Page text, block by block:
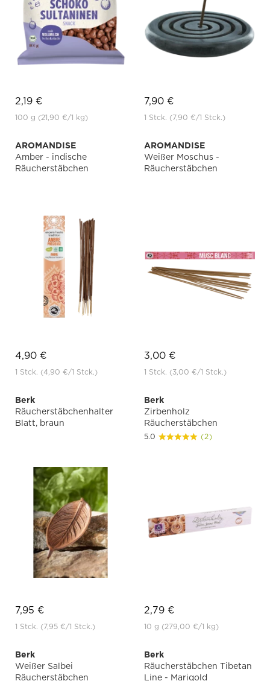
2,19 €
100 g (21,90 €/1 kg)
7,90 €
1 Stck. (7,90 €/1 Stck.)
AROMANDISE
Amber - indische
Räucherstäbchen
4,90 €
1 Stck. (4,90 €/1 Stck.)
AROMANDISE
Weißer Moschus -
Räucherstäbchen
3,00 €
1 Stck. (3,00 €/1 Stck.)
Berk
Räucherstäbchenhalter
Blatt, braun
7,95 €
1 Stck. (7,95 €/1 Stck.)
Berk
Zirbenholz
Räucherstäbchen
5.0 (2)
2,79 €
10 g (279,00 €/1 kg)
Berk
Weißer Salbei
Räucherstäbchen
Berk
Räucherstäbchen Tibetan
Line - Marigold